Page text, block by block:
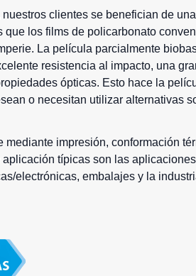
clientes se benefician de
que losfilms de policarbonato
La película parcialmente
resistencia al impacto, una
ópticas. Esto hace la
o necesitan utilizar alternativas
impresión, conformación
típicas son las
electrónicas, embalajes y la